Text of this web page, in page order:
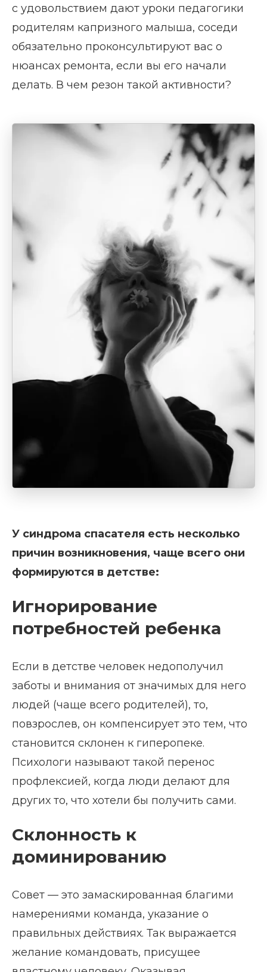
с удовольствием дают уроки педагогики
родителям капризного малыша, соседи
обязательно проконсультируют вас о
нюансах ремонта, если вы его начали
делать. В чем резон такой активности?
У синдрома спасателя есть несколько
причин возникновения, чаще всего они
формируются в детстве:
Игнорирование
потребностей ребенка
Если в детстве человек недополучил
заботы и внимания от значимых для него
людей (чаще всего родителей), то,
повзрослев, он компенсирует это тем, что
становится склонен к гиперопеке.
Психологи называют такой перенос
профлексией, когда люди делают для
других то, что хотели бы получить сами.
Склонность к
доминированию
Совет — это замаскированная благими
намерениями команда, указание о
правильных действиях. Так выражается
желание командовать, присущее